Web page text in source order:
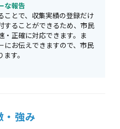
な報告
ことで、収集実績の登録だけ
することができるため、市民
・正確に対応できます。ま
にお伝えできますので、市民
す。
・強み